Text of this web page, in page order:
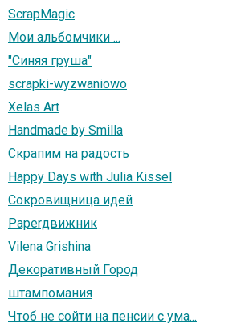
ScrapMagic
Мои альбомчики ...
"Синяя груша"
scrapki-wyzwaniowo
Xelas Art
Handmade by Smilla
Скрапим на радость
Happy Days with Julia Kissel
Сокровищница идей
Paperдвижник
Vilena Grishina
Декоративный Город
штампомания
Чтоб не сойти на пенсии с ума...